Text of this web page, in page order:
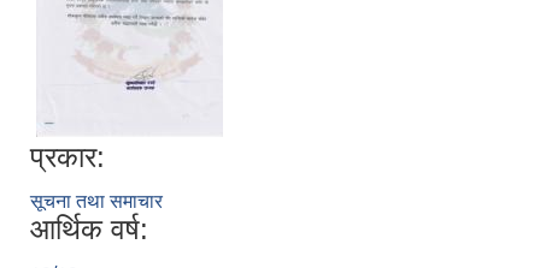
प्रकार:
सूचना तथा समाचार
आर्थिक वर्ष: